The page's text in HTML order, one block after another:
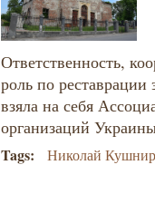
Ответственность,
роль по реставрации
взяла на себя
организаций
Tags: Николай